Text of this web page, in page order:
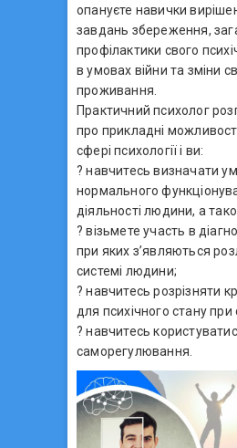
опануєте навички
завдань збереження,
профілактики свого
в умовах війни та зміни
проживання.
Практичний психолог
про прикладні
сфері психології і ви:
? навчитесь визначати
нормального
діяльності людини, а
? візьмете участь в
при яких з’являються
системі людини;
? навчитесь розрізняти
для психічного стану при
? навчитесь
саморегулювання.